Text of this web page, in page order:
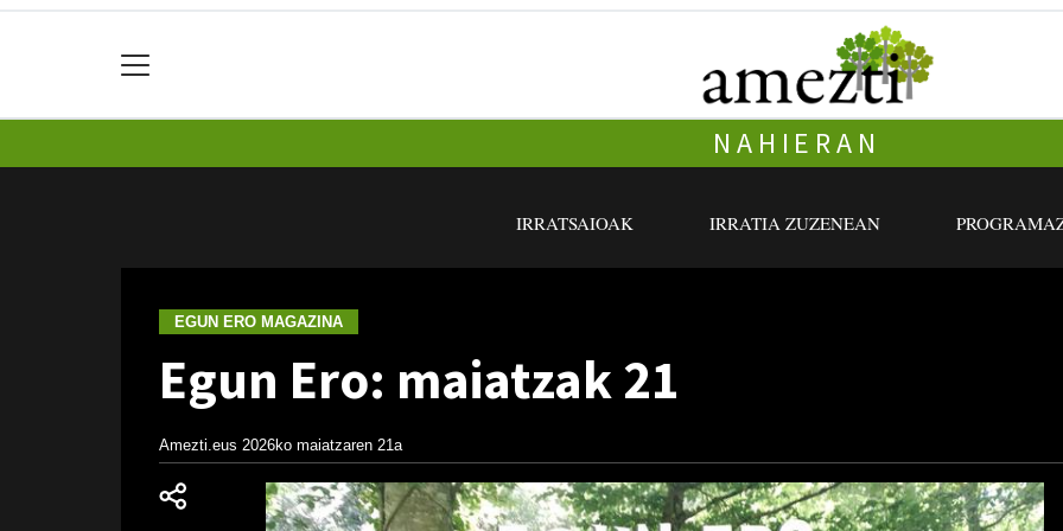
NAHIERAN
IRRATSAIOAK IRRATIA ZUZENEAN
EGUN ERO MAGAZINA
Egun Ero: maiatzak 21
Amezti.eus 2026ko maiatzaren 21a